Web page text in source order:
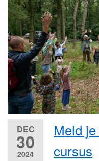
DEC
30
2024
Meld
cursus